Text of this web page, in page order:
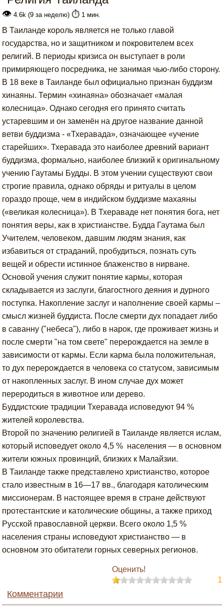
👁 4.6k (9 за неделю) ⏱️ 1 мин.
В Таиланде король является не только главой
государства, но и защитником и покровителем всех
религий. В периоды кризиса он выступает в роли
примиряющего посредника, не занимая чью-либо сторону.
В 18 веке в Таиланде был официально признан буддизм
хинаяны. Термин «хинаяна» обозначает «малая
колесница». Однако сегодня его принято считать
устаревшим и он заменён на другое название данной
ветви буддизма - «Тхеравада», означающее «учение
старейших». Тхеравада это наиболее древний вариант
буддизма, формально, наиболее близкий к оригинальному
учению Гаутамы Будды. В этом учении существуют свои
строгие правила, однако обряды и ритуалы в целом
гораздо проще, чем в индийском буддизме махаяны
(«великая колесница»). В Тхераваде нет понятия бога, нет
понятия веры, как в христианстве. Будда Гаутама был
Учителем, человеком, давшим людям знания, как
избавиться от страданий, пробудиться, познать суть
вещей и обрести истинное блаженство в нирване.
Основой учения служит понятие кармы, которая
складывается из заслуги, благостного деяния и дурного
поступка. Накопление заслуг и наполнение своей кармы –
смысл жизней буддиста. После смерти дух попадает либо
в саванну ("небеса"), либо в нарок, где проживает жизнь и
после смерти "на том свете" перерождается на земле в
зависимости от кармы. Если карма была положительная,
то дух перерождается в человека со статусом, зависимым
от накопленных заслуг. В ином случае дух может
переродиться в животное или дерево.
Буддистские традиции Тхеравада исповедуют 94 %
жителей королевства.
Второй по значению религией в Таиланде является ислам,
который исповедует около 4,5 % населения — в основном
жители южных провинций, близких к Малайзии.
В Таиланде также представлено христианство, которое
стало известным в 16—17 вв., благодаря католическим
миссионерам. В настоящее время в стране действуют
протестантские и католические общины, а также приход
Русской православной церкви. Всего около 1,5 %
населения страны исповедуют христианство — в
основном это обитатели горных северных регионов.
Оценить!
1
Комментарии